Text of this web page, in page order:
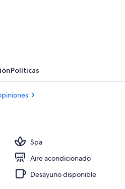
Tina de hidromasaje y masajes
Políticas
Spa
Aire acondicionado
Desayuno disponible